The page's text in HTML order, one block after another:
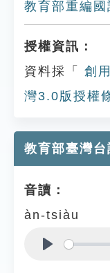
教育部重編
授權資訊：
資料採「
創
灣3.0版授權
教育部臺灣
音讀：
àn-tsiàu